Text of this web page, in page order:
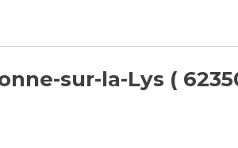
sur-la-Lys (